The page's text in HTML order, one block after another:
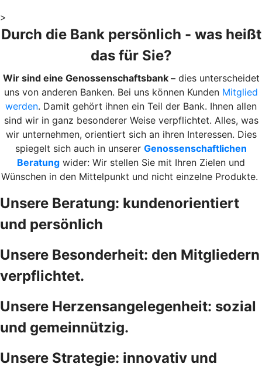
>
Durch die Bank persönlich - was heißt
das für Sie?
Wir sind eine Genossenschaftsbank –dies unterscheidet
uns von anderen Banken. Bei uns können Kunden Mitglied
werden. Damit gehört ihnen ein Teil der Bank. Ihnen allen
sind wir in ganz besonderer Weise verpflichtet. Alles, was
wir unternehmen, orientiert sich an ihren Interessen. Dies
spiegelt sich auch in unserer Genossenschaftlichen
Beratung wider: Wir stellen Sie mit Ihren Zielen und
Wünschen in den Mittelpunkt und nicht einzelne Produkte.
Unsere Beratung: kundenorientiert
und persönlich
Unsere Besonderheit: den Mitgliedern
verpflichtet.
Unsere Herzensangelegenheit: sozial
und gemeinnützig.
Unsere Strategie: innovativ und